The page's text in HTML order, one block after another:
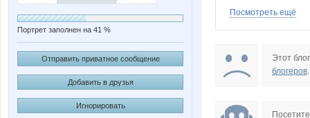
Портрет заполнен на 41 %
Отправить приватное сообщение
Добавить в друзья
Игнорировать Флёнушка
Посмотреть ещё
Этот
блогеров.